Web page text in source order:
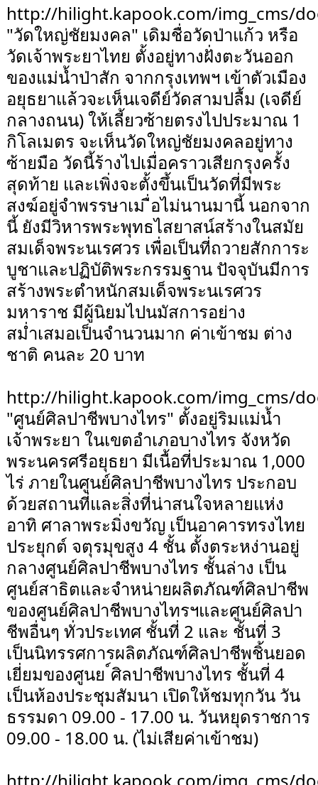
http://hilight.kapook.com/img_cms/
"วัดใหญ่ชัยมงคล" เดิมชื่อวัดป่าแก้ว หรือ
วัดเจ้าพระยาไทย ตั้งอยู่ทางฝั่งตะวันออก
ของแม่น้ำป่าสัก จากกรุงเทพฯ เข้าตัวเมือง
อยุธยาแล้วจะเห็นเจดีย์วัดสามปลื้ม (เจดีย์
กลางถนน) ให้เลี้ยวซ้ายตรงไปประมาณ 1
กิโลเมตร จะเห็นวัดใหญ่ชัยมงคลอยู่ทาง
ซ้ายมือ วัดนี้ร้างไปเมื่อคราวเสียกรุงครั้ง
สุดท้าย และเพิ่งจะตั้งขึ้นเป็นวัดที่มีพระ
สงฆ์อยู่จำพรรษาเม ื่อไม่นานมานี้ นอกจาก
นี้ ยังมีวิหารพระพุทธไสยาสน์สร้างในสมัย
สมเด็จพระนเรศวร เพื่อเป็นที่ถวายสักการะ
บูชาและปฏิบัติพระกรรมฐาน ปัจจุบันมีการ
สร้างพระตำหนักสมเด็จพระนเรศวร
มหาราช มีผู้นิยมไปนมัสการอย่าง
สม่ำเสมอเป็นจำนวนมาก ค่าเข้าชม ต่าง
ชาติ คนละ 20 บาท
http://hilight.kapook.com/img_cms/
"ศูนย์ศิลปาชีพบางไทร" ตั้งอยู่ริมแม่น้ำ
เจ้าพระยา ในเขตอำเภอบางไทร จังหวัด
พระนครศรีอยุธยา มีเนื้อที่ประมาณ 1,000
ไร่ ภายในศูนย์ศิลปาชีพบางไทร ประกอบ
ด้วยสถานที่และสิ่งที่น่าสนใจหลายแห่ง
อาทิ ศาลาพระมิ่งขวัญ เป็นอาคารทรงไทย
ประยุกต์ จตุรมุขสูง 4 ชั้น ตั้งตระหง่านอยู่
กลางศูนย์ศิลปาชีพบางไทร ชั้นล่าง เป็น
ศูนย์สาธิตและจำหน่ายผลิตภัณฑ์ศิลปาชีพ
ของศูนย์ศิลปาชีพบางไทรฯและศูนย์ศิลปา
ชีพอื่นๆ ทั่วประเทศ ชั้นที่ 2 และ ชั้นที่ 3
เป็นนิทรรศการผลิตภัณฑ์ศิลปาชีพชิ้นยอด
เยี่ยมของศูนย ์ศิลปาชีพบางไทร ชั้นที่ 4
เป็นห้องประชุมสัมนา เปิดให้ชมทุกวัน วัน
ธรรมดา 09.00 - 17.00 น. วันหยุดราชการ
09.00 - 18.00 น. (ไม่เสียค่าเข้าชม)